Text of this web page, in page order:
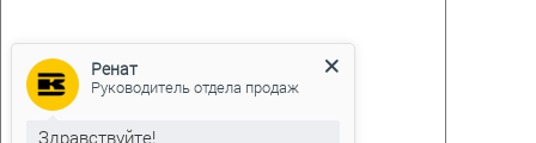
Ренат
Руководитель отдела продаж
Здравствуйте!